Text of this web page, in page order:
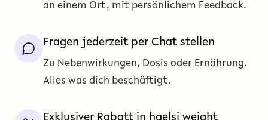
an einem Ort, mit persönlichem Feedback.
Fragen jederzeit per Chat stellen
Zu Nebenwirkungen, Dosis oder Ernährung.
Alles was dich beschäftigt.